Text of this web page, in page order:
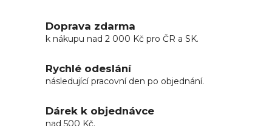
Doprava zdarma
k nákupu nad 2 000 Kč pro ČR a SK.
Rychlé odeslání
následující pracovní den po objednání.
Dárek k objednávce
nad 500 Kč.